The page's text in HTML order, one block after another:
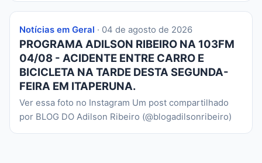
Notícias em Geral · 04 de agosto de 2026
PROGRAMA ADILSON RIBEIRO NA 103FM
04/08 - ACIDENTE ENTRE CARRO E
BICICLETA NA TARDE DESTA SEGUNDA-
FEIRA EM ITAPERUNA.
Ver essa foto no Instagram Um post compartilhado
por BLOG DO Adilson Ribeiro (@blogadilsonribeiro)